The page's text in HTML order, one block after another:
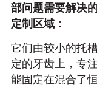
部问题需要解决的
定制区域：
它们由较小的托
定的牙齿上，专
能固定在混合了